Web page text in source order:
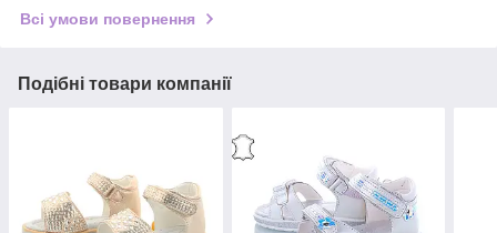
Всі умови повернення
Подібні товари компанії